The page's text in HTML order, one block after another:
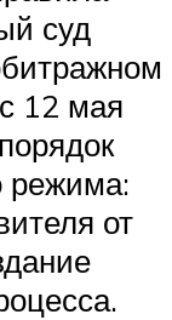
суд
12 мая
режима:
от